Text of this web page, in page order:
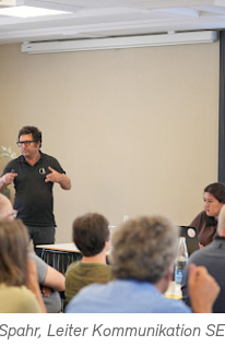
Leiter Kommunikation